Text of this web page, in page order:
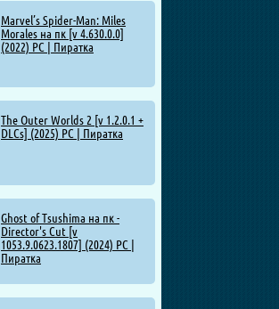
Marvel’s Spider-Man: Miles
Morales на пк [v 4.630.0.0]
(2022) PC | Пиратка
The Outer Worlds 2 [v 1.2.0.1 +
DLCs] (2025) PC | Пиратка
Ghost of Tsushima на пк -
Director's Cut [v
1053.9.0623.1807] (2024) PC |
Пиратка